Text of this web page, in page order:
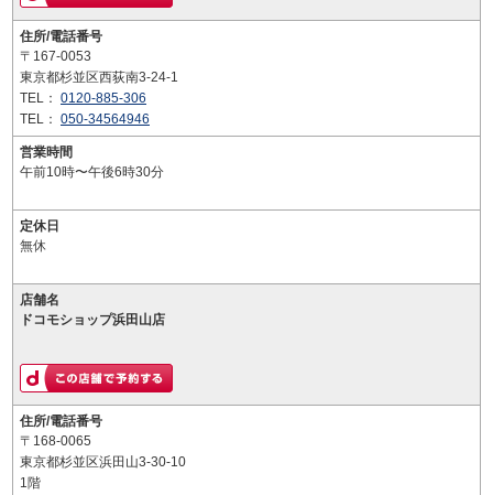
住所/電話番号
〒167-0053
東京都杉並区西荻南3-24-1
TEL： 0120-885-306
TEL： 050-34564946
営業時間
午前10時〜午後6時30分
定休日
無休
店舗名
ドコモショップ浜田山店
住所/電話番号
〒168-0065
東京都杉並区浜田山3-30-10
1階